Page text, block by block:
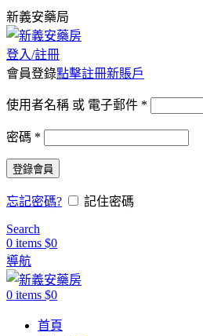
新義安藥局
登入/註冊
會員登錄點擊註冊新賬戶
使用者名稱 或 電子郵件 *
密碼 *
登錄會員
忘記密碼? 記住密碼
Search
0 items $0
導航
0 items $0
首頁